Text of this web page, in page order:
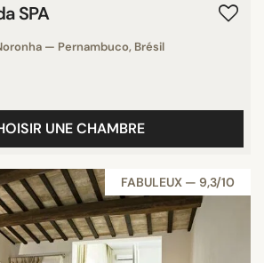
SPA
— Pernambuco, Brésil
UNE CHAMBRE
FABULEUX — 9,3/10